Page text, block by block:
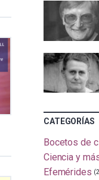
CATEGORÍAS
Bocetos de
Ciencia y
Efemérides